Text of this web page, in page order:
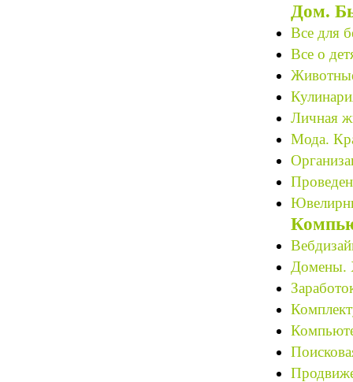
Дом.
Все для
Все о
Личная
Мода.
Домены.